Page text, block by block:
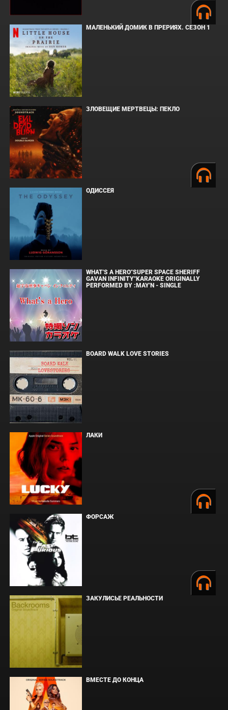
МАЛЕНЬКИЙ ДОМИК В ПРЕРИЯХ. СЕЗОН 1
ЗЛОВЕЩИЕ МЕРТВЕЦЫ: ПЕКЛО
ОДИССЕЯ
WHAT'S A HERO"SUPER SPACE SHERIFF
GAVAN INFINITY"KARAOKE ORIGINALLY
PERFORMED BY :MAY'N - SINGLE
BOARD WALK LOVE STORIES
ЛАКИ
ФОРСАЖ
ЗАКУЛИСЬЕ РЕАЛЬНОСТИ
ВМЕСТЕ ДО КОНЦА